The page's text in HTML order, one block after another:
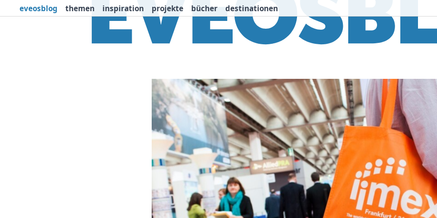
eveosblog themen inspiration projekte bücher destinationen
Projekte Inspiration Destinationen Über uns